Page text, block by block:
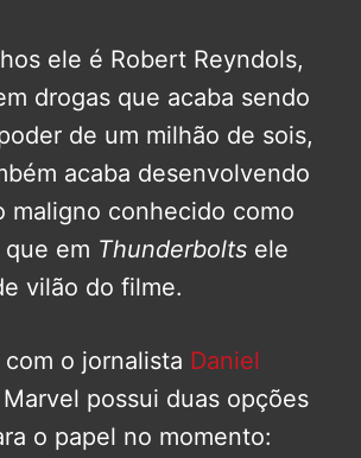
ele é Robert Reyndols,
drogas que acaba sendo
de um milhão de sois,
acaba desenvolvendo
maligno conhecido como
em Thunderbolts ele
vilão do filme.
o jornalista Daniel
Marvel possui duas opções
o papel no momento: